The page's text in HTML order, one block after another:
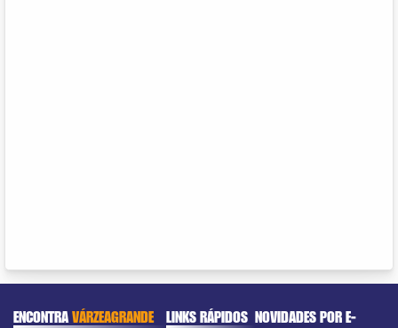
ENCONTRAVÁRZEAGRANDE LINKS RÁPIDOS NOVIDADES POR E-